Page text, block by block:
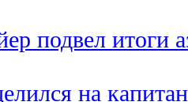
подвел итоги
на